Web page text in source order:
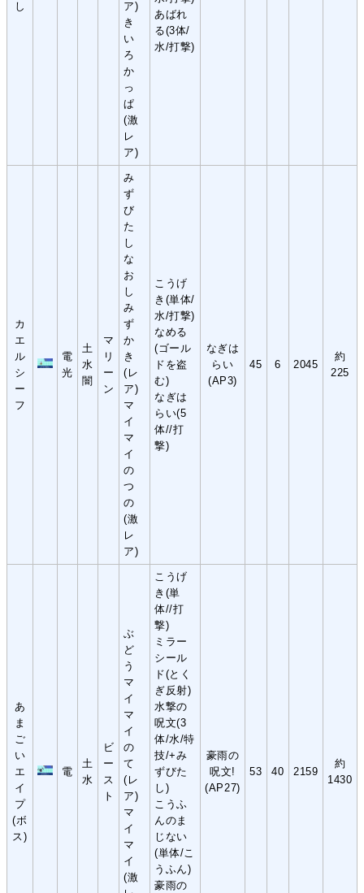
し
ア)
き
い
ろ
か
っ
ぱ
(激
レ
ア)
あばれ
る(3体/
水/打撃)
カ
エ
ル
シ
ー
フ
電
光
土
水
闇
マ
リ
ー
ン
み
ず
び
た
し
な
お
し
み
ず
か
き
(レ
ア)
マ
イ
マ
イ
の
つ
の
(激
レ
ア)
こうげ
き(単体/
水/打撃)
なめる
(ゴール
ドを盗
む)
なぎは
らい(5
体//打
撃)
なぎは
らい
(AP3)
45 6 2045
約
225
あ
ま
ご
い
エ
イ
プ
(ボ
ス)
電
土
水
ビ
ー
ス
ト
ぶ
ど
う
マ
イ
マ
イ
の
て
(レ
ア)
マ
イ
マ
イ
(激
こうげ
き(単
体//打
撃)
ミラー
シール
ド(とく
ぎ反射)
水撃の
呪文(3
体/水/特
技/+み
ずびた
し)
こうふ
んのま
じない
(単体/こ
うふん)
豪雨の
豪雨の
呪文!
(AP27)
53 40 2159
約
1430